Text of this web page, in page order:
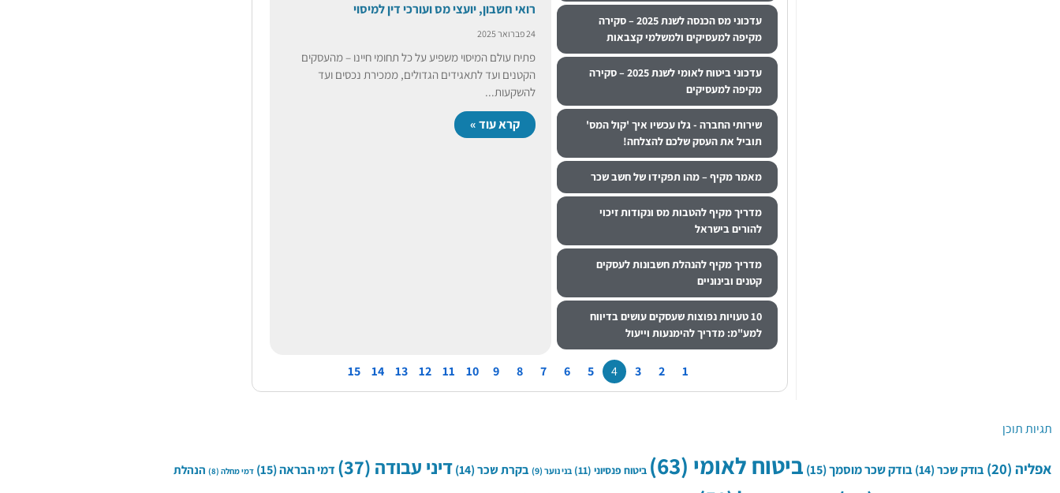
עדכוני מס הכנסה לשנת 2025 – סקירה
מקיפה למעסיקים ולמשלמי קצבאות
עדכוני ביטוח לאומי לשנת 2025 – סקירה
מקיפה למעסיקים
שירותי החברה - גלו עכשיו איך 'קול המס'
תוביל את העסק שלכם להצלחה!
מאמר מקיף – מהו תפקידו של חשב שכר
מדריך מקיף להטבות מס ונקודות זיכוי
להורים בישראל
מדריך מקיף להנהלת חשבונות לעסקים
קטנים ובינוניים
10 טעויות נפוצות שעסקים עושים בדיווח
למע"מ: מדריך להימנעות וייעול
רואי חשבון, יועצי מס ועורכי דין למיסוי
24 פברואר 2025
פתיח עולם המיסוי משפיע על כל תחומי חיינו – מהעסקים
הקטנים ועד לתאגידים הגדולים, ממכירת נכסים ועד
להשקעות...
קרא עוד »
1
2
3
4
5
6
7
8
9
10
11
12
13
14
15
תגיות תוכן
אפליה (20) בודק שכר(14) בודק שכר מוסמך(15) ביטוח לאומי (63) ביטוח פנסיוני (11) בני נוער (9) בקרת שכר(14) דיני עבודה (37) דמי הבראה(15) דמי מחלה (8) הנהלת